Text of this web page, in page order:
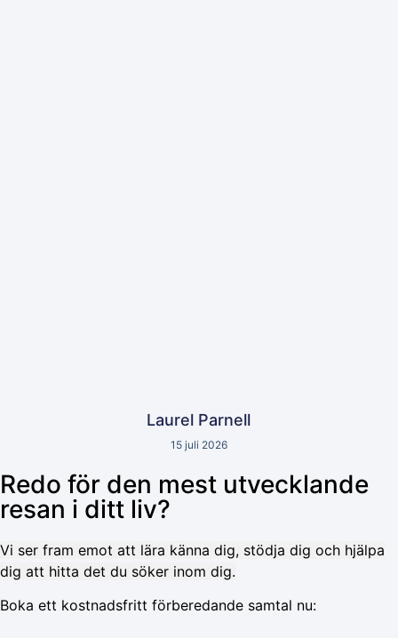
Laurel Parnell
15 juli 2026
Redo för den mest utvecklande
resan i ditt liv?
Vi ser fram emot att lära känna dig, stödja dig och hjälpa
dig att hitta det du söker inom dig.
Boka ett kostnadsfritt förberedande samtal nu: